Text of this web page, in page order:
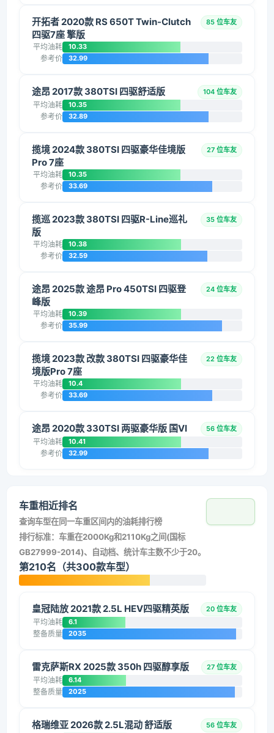
开拓者 2020款 RS 650T Twin-Clutch
四驱7座 擎版
85 位车友
平均油耗 10.33
参考价 32.99
途昂 2017款 380TSI 四驱舒适版 104 位车友
平均油耗 10.35
参考价 32.89
揽境 2024款 380TSI 四驱豪华佳境版
Pro 7座
27 位车友
平均油耗 10.35
参考价 33.69
揽巡 2023款 380TSI 四驱R-Line巡礼
版
35 位车友
平均油耗 10.38
参考价 32.59
途昂 2025款 途昂 Pro 450TSI 四驱登
峰版
24 位车友
平均油耗 10.39
参考价 35.99
揽境 2023款 改款 380TSI 四驱豪华佳
境版Pro 7座
22 位车友
平均油耗 10.4
参考价 33.69
途昂 2020款 330TSI 两驱豪华版 国VI 56 位车友
平均油耗 10.41
参考价 32.99
车重相近排名
查询车型在同一车重区间内的油耗排行榜
排行标准：车重在2000Kg和2110Kg之间(国标
GB27999-2014)、自动档、统计车主数不少于20。
第210名（共300款车型）
皇冠陆放 2021款 2.5L HEV四驱精英版 20 位车友
平均油耗 6.1
整备质量 2035
雷克萨斯RX 2025款 350h 四驱醇享版 27 位车友
平均油耗 6.14
整备质量 2025
格瑞维亚 2026款 2.5L混动 舒适版 56 位车友